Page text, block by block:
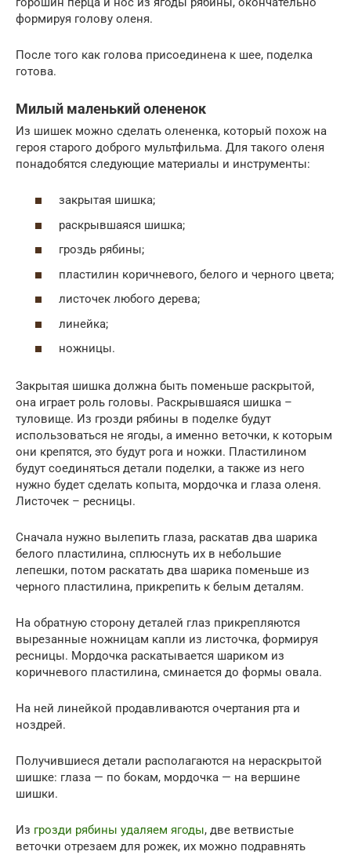
формируя голову оленя.
После того как голова присоединена к шее, поделка
готова.
Милый маленький олененок
Из шишек можно сделать олененка, который похож на
героя старого доброго мультфильма. Для такого оленя
понадобятся следующие материалы и инструменты:
закрытая шишка;
раскрывшаяся шишка;
гроздь рябины;
пластилин коричневого, белого и черного цвета;
листочек любого дерева;
линейка;
ножницы.
Закрытая шишка должна быть поменьше раскрытой,
она играет роль головы. Раскрывшаяся шишка –
туловище. Из грозди рябины в поделке будут
использоваться не ягоды, а именно веточки, к которым
они крепятся, это будут рога и ножки. Пластилином
будут соединяться детали поделки, а также из него
нужно будет сделать копыта, мордочка и глаза оленя.
Листочек – ресницы.
Сначала нужно вылепить глаза, раскатав два шарика
белого пластилина, сплюснуть их в небольшие
лепешки, потом раскатать два шарика поменьше из
черного пластилина, прикрепить к белым деталям.
На обратную сторону деталей глаз прикрепляются
вырезанные ножницам капли из листочка, формируя
ресницы. Мордочка раскатывается шариком из
коричневого пластилина, сминается до формы овала.
На ней линейкой продавливаются очертания рта и
ноздрей.
Получившиеся детали располагаются на нераскрытой
шишке: глаза — по бокам, мордочка — на вершине
шишки.
Из грозди рябины удаляем ягоды, две ветвистые
веточки отрезаем для рожек, их можно подравнять